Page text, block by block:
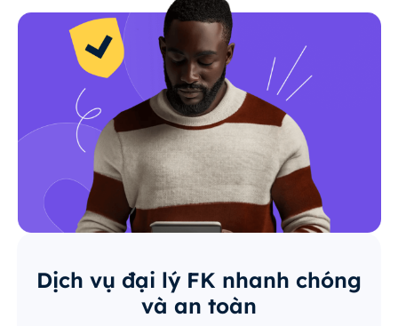
Dịch vụ đại lý FK nhanh chóng
và an toàn